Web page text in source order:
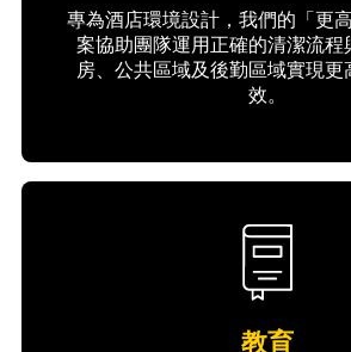
專為酒店環境設計，我們的「更
案協助團隊運用正確的清潔流程
房、公共區域及後勤區域實現更
效。
教育